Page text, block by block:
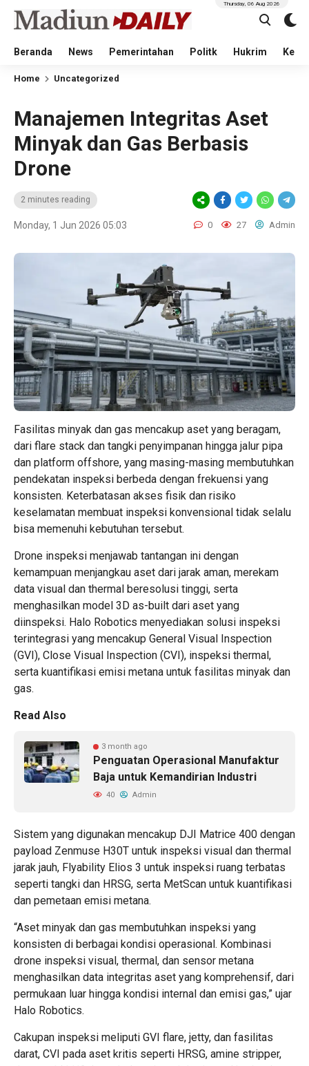
Beranda News Pemerintahan Politk Hukrim
Thursday, 06 Aug 2026
Home Uncategorized
Manajemen Integritas Aset
Minyak dan Gas Berbasis
Drone
2 minutes reading
Monday, 1 Jun 2026 05:03 0 27 Admin
Fasilitas minyak dan gas mencakup aset yang beragam,
dari flare stack dan tangki penyimpanan hingga jalur pipa
dan platform offshore, yang masing-masing membutuhkan
pendekatan inspeksi berbeda dengan frekuensi yang
konsisten. Keterbatasan akses fisik dan risiko
keselamatan membuat inspeksi konvensional tidak selalu
bisa memenuhi kebutuhan tersebut.
Drone inspeksi menjawab tantangan ini dengan
kemampuan menjangkau aset dari jarak aman, merekam
data visual dan thermal beresolusi tinggi, serta
menghasilkan model 3D as-built dari aset yang
diinspeksi. Halo Robotics menyediakan solusi inspeksi
terintegrasi yang mencakup General Visual Inspection
(GVI), Close Visual Inspection (CVI), inspeksi thermal,
serta kuantifikasi emisi metana untuk fasilitas minyak dan
gas.
Read Also
3 month ago
Penguatan Operasional Manufaktur
Baja untuk Kemandirian Industri
40 Admin
Sistem yang digunakan mencakup DJI Matrice 400 dengan
payload Zenmuse H30T untuk inspeksi visual dan thermal
jarak jauh, Flyability Elios 3 untuk inspeksi ruang terbatas
seperti tangki dan HRSG, serta MetScan untuk kuantifikasi
dan pemetaan emisi metana.
“Aset minyak dan gas membutuhkan inspeksi yang
konsisten di berbagai kondisi operasional. Kombinasi
drone inspeksi visual, thermal, dan sensor metana
menghasilkan data integritas aset yang komprehensif, dari
permukaan luar hingga kondisi internal dan emisi gas,” ujar
Halo Robotics.
Cakupan inspeksi meliputi GVI flare, jetty, dan fasilitas
darat, CVI pada aset kritis seperti HRSG, amine stripper,